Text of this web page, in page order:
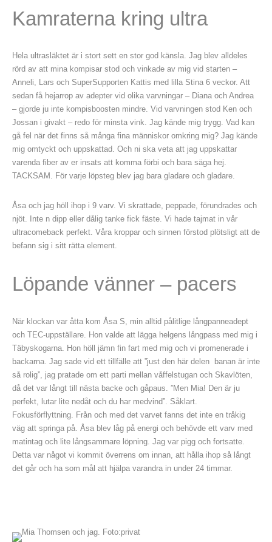
Kamraterna kring ultra
Hela ultrasläktet är i stort sett en stor god känsla. Jag blev alldeles
rörd av att mina kompisar stod och vinkade av mig vid starten –
Anneli, Lars och SuperSupporten Kattis med lilla Stina 6 veckor. Att
sedan få hejarrop av adepter vid olika varvningar – Diana och Andrea
– gjorde ju inte kompisboosten mindre. Vid varvningen stod Ken och
Jossan i givakt – redo för minsta vink. Jag kände mig trygg. Vad kan
gå fel när det finns så många fina människor omkring mig? Jag kände
mig omtyckt och uppskattad. Och ni ska veta att jag uppskattar
varenda fiber av er insats att komma förbi och bara säga hej.
TACKSAM. För varje löpsteg blev jag bara gladare och gladare.
Åsa och jag höll ihop i 9 varv. Vi skrattade, peppade, förundrades och
njöt. Inte n dipp eller dålig tanke fick fäste. Vi hade tajmat in vår
ultracomeback perfekt. Våra kroppar och sinnen förstod plötsligt att de
befann sig i sitt rätta element.
Löpande vänner – pacers
När klockan var åtta kom Åsa S, min alltid pålitlige långpanneadept
och TEC-uppställare. Hon valde att lägga helgens långpass med mig i
Täbyskogarna. Hon höll jämn fin fart med mig och vi promenerade i
backarna. Jag sade vid ett tillfälle att ”just den här delen banan är inte
så rolig”, jag pratade om ett parti mellan våffelstugan och Skavlöten,
då det var långt till nästa backe och gåpaus. ”Men Mia! Den är ju
perfekt, lutar lite nedåt och du har medvind”. Såklart.
Fokusförflyttning. Från och med det varvet fanns det inte en tråkig
väg att springa på. Åsa blev låg på energi och behövde ett varv med
matintag och lite långsammare löpning. Jag var pigg och fortsatte.
Detta var något vi kommit överrens om innan, att hålla ihop så långt
det går och ha som mål att hjälpa varandra in under 24 timmar.